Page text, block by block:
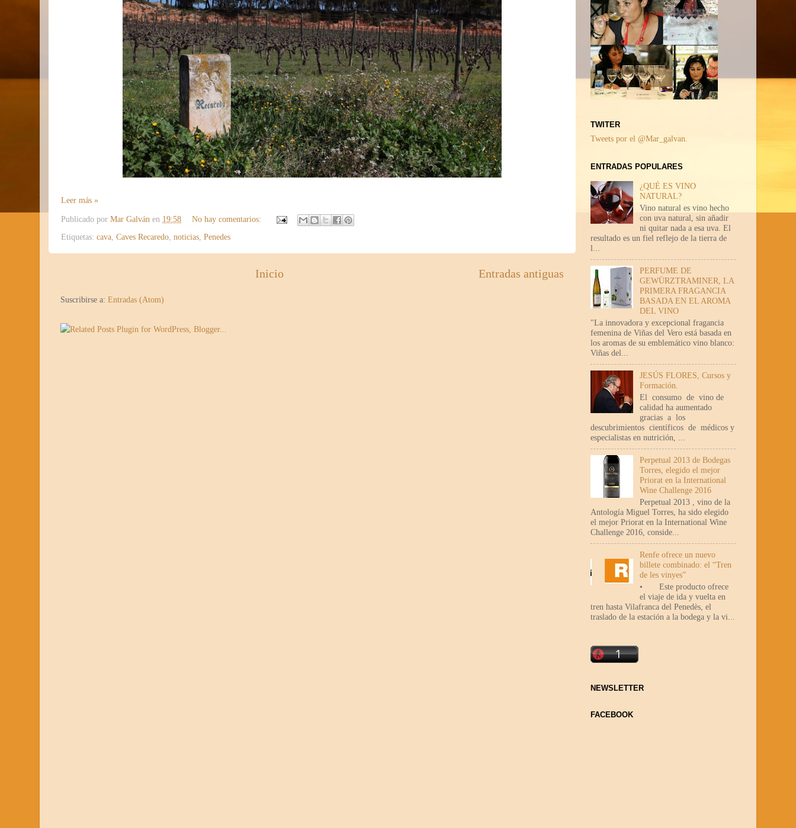
Leer más »
Publicado por Mar Galván en 19:58
No hay comentarios:
Etiquetas: cava Caves Recaredo noticias Penedes
Entradas antiguas
Inicio
Suscribirse a: Entradas (Atom)
TWITER
Tweets por el @Mar_galvan.
ENTRADAS POPULARES
¿QUÉ ES VINO
NATURAL?
Vino natural es vino hecho
con uva natural, sin añadir
ni quitar nada a esa uva. El
resultado es un fiel reflejo de la tierra de
l...
PERFUME DE
GEWÜRZTRAMINER, LA
PRIMERA FRAGANCIA
BASADA EN EL AROMA
DEL VINO
"La innovadora y excepcional fragancia
femenina de Viñas del Vero está basada en
los aromas de su emblemático vino blanco:
Viñas del...
JESÚS FLORES, Cursos y
Formación.
El consumo de vino de
calidad ha aumentado
gracias a los
descubrimientos científicos de médicos y
especialistas en nutrición, ...
Perpetual 2013 de Bodegas
Torres, elegido el mejor
Priorat en la International
Wine Challenge 2016
Perpetual 2013 , vino de la
Antología Miguel Torres, ha sido elegido
el mejor Priorat en la International Wine
Challenge 2016, conside...
Renfe ofrece un nuevo
billete combinado: el “Tren
de les vinyes”
• Este producto ofrece
el viaje de ida y vuelta en
tren hasta Vilafranca del Penedès, el
traslado de la estación a la bodega y la vi...
NEWSLETTER
FACEBOOK